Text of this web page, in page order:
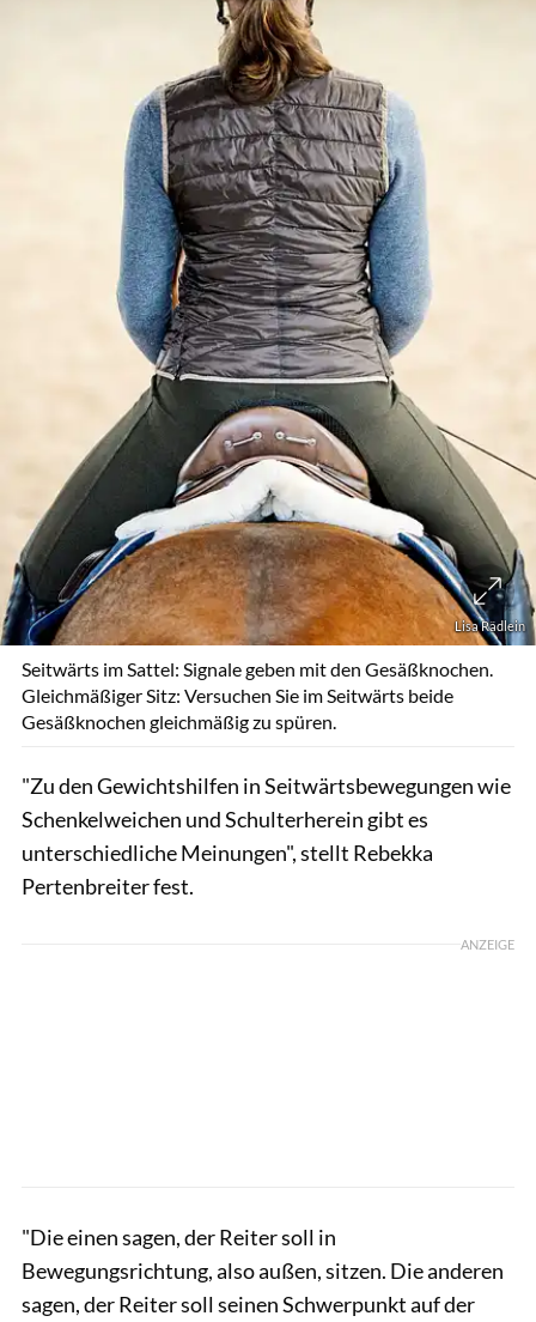
Lisa Rädlein
Seitwärts im Sattel: Signale geben mit den Gesäßknochen.
Gleichmäßiger Sitz: Versuchen Sie im Seitwärts beide
Gesäßknochen gleichmäßig zu spüren.
"Zu den Gewichtshilfen in Seitwärtsbewegungen wie
Schenkelweichen und Schulterherein gibt es
unterschiedliche Meinungen", stellt Rebekka
Pertenbreiter fest.
ANZEIGE
"Die einen sagen, der Reiter soll in
Bewegungsrichtung, also außen, sitzen. Die anderen
sagen, der Reiter soll seinen Schwerpunkt auf der